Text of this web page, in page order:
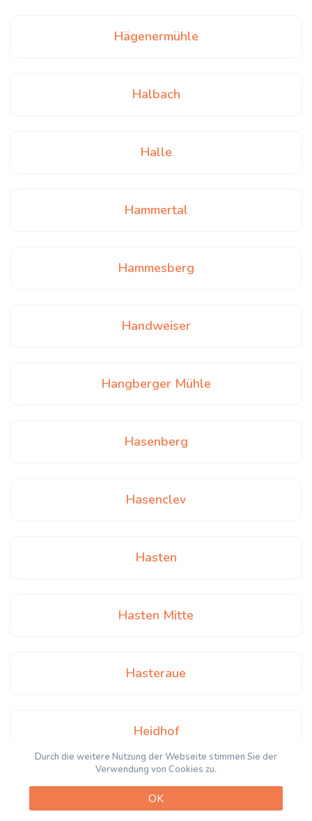
Hägenermühle
Halbach
Halle
Hammertal
Hammesberg
Handweiser
Hangberger Mühle
Hasenberg
Hasenclev
Hasten
Hasten Mitte
Hasteraue
Heidhof
Heintjeshammer
Durch die weitere Nutzung der Webseite stimmen Sie der
Verwendung von Cookies zu.
OK